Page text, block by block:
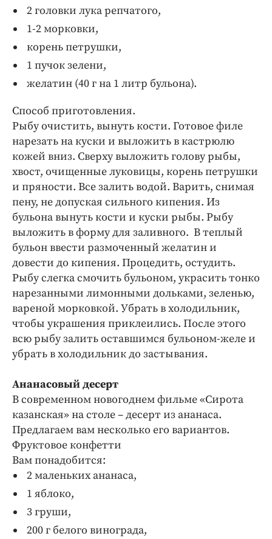
2 головки лука репчатого,
1-2 морковки,
корень петрушки,
1 пучок зелени,
желатин (40 г на 1 литр бульона).
Способ приготовления.
Рыбу очистить, вынуть кости. Готовое филе
нарезать на куски и выложить в кастрюлю
кожей вниз. Сверху выложить голову рыбы,
хвост, очищенные луковицы, корень петрушки
и пряности. Все залить водой. Варить, снимая
пену, не допуская сильного кипения. Из
бульона вынуть кости и куски рыбы. Рыбу
выложить в форму для заливного. В теплый
бульон ввести размоченный желатин и
довести до кипения. Процедить, остудить.
Рыбу слегка смочить бульоном, украсить тонко
нарезанными лимонными дольками, зеленью,
вареной морковкой. Убрать в холодильник,
чтобы украшения приклеились. После этого
всю рыбу залить оставшимся бульоном-желе и
убрать в холодильник до застывания.
Ананасовый десерт
В современном новогоднем фильме «Сирота
казанская» на столе – десерт из ананаса.
Предлагаем вам несколько его вариантов.
Фруктовое конфетти
Вам понадобится:
2 маленьких ананаса,
1 яблоко,
3 груши,
200 г белого винограда,